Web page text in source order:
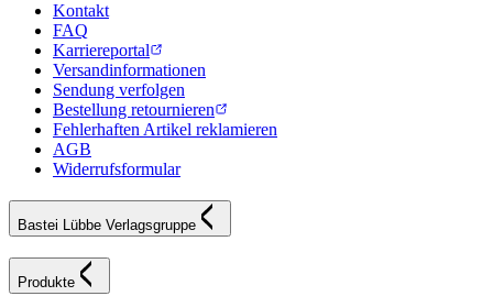
Kontakt
FAQ
Karriereportal
Versandinformationen
Sendung verfolgen
Bestellung retournieren
Fehlerhaften Artikel reklamieren
AGB
Widerrufsformular
Bastei Lübbe Verlagsgruppe
Produkte